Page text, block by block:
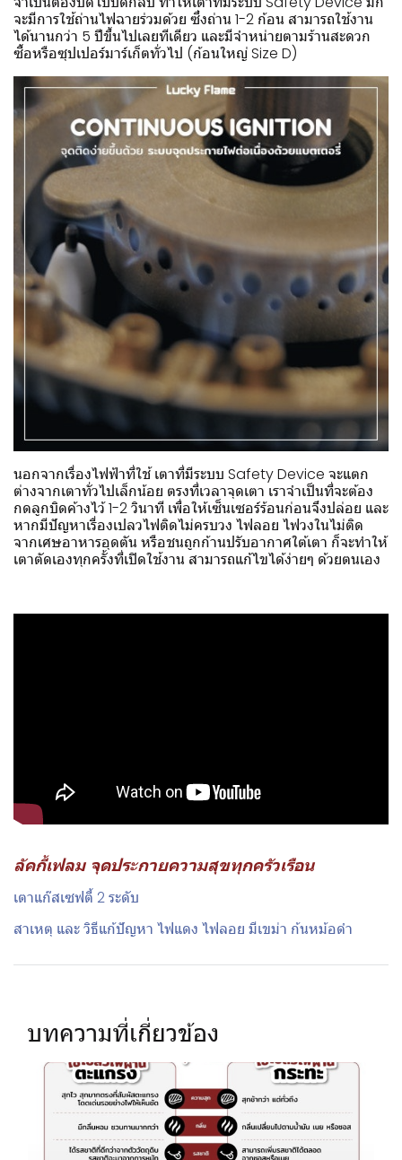
จะมีการใช้ถ่านไฟฉายร่วมด้วย ซึ่งถ่าน 1-2 ก้อน สามารถใช้งาน
ได้นานกว่า 5 ปีขึ้นไปเลยทีเดียว และมีจำหน่ายตามร้านสะดวก
ซื้อหรือซุปเปอร์มาร์เก็ตทั่วไป (ก้อนใหญ่ Size D)
นอกจากเรื่องไฟฟ้าที่ใช้ เตาที่มีระบบ Safety Device จะแตก
ต่างจากเตาทั่วไปเล็กน้อย ตรงที่เวลาจุดเตา เราจำเป็นที่จะต้อง
กดลูกบิดค้างไว้ 1-2 วินาที เพื่อให้เซ็นเซอร์ร้อนก่อนจึงปล่อย และ
หากมีปัญหาเรื่องเปลวไฟติดไม่ครบวง ไฟลอย ไฟวงในไม่ติด
จากเศษอาหารอุดตัน หรือชนถูกก้านปรับอากาศใต้เตา ก็จะทำให้
เตาตัดเองทุกครั้งที่เปิดใช้งาน สามารถแก้ไขได้ง่ายๆ ด้วยตนเอง
ลัคกี้เฟลม จุดประกายความสุขทุกครัวเรือน
เตาแก๊สเซฟตี้ 2 ระดับ
สาเหตุ และ วิธีแก้ปัญหา ไฟแดง ไฟลอย มีเขม่า ก้นหม้อดำ
บทความที่เกี่ยวข้อง